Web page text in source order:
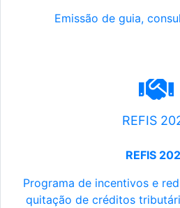
Emissão de guia,
REFIS
REFIS
Programa de incentivos e
quitação de créditos